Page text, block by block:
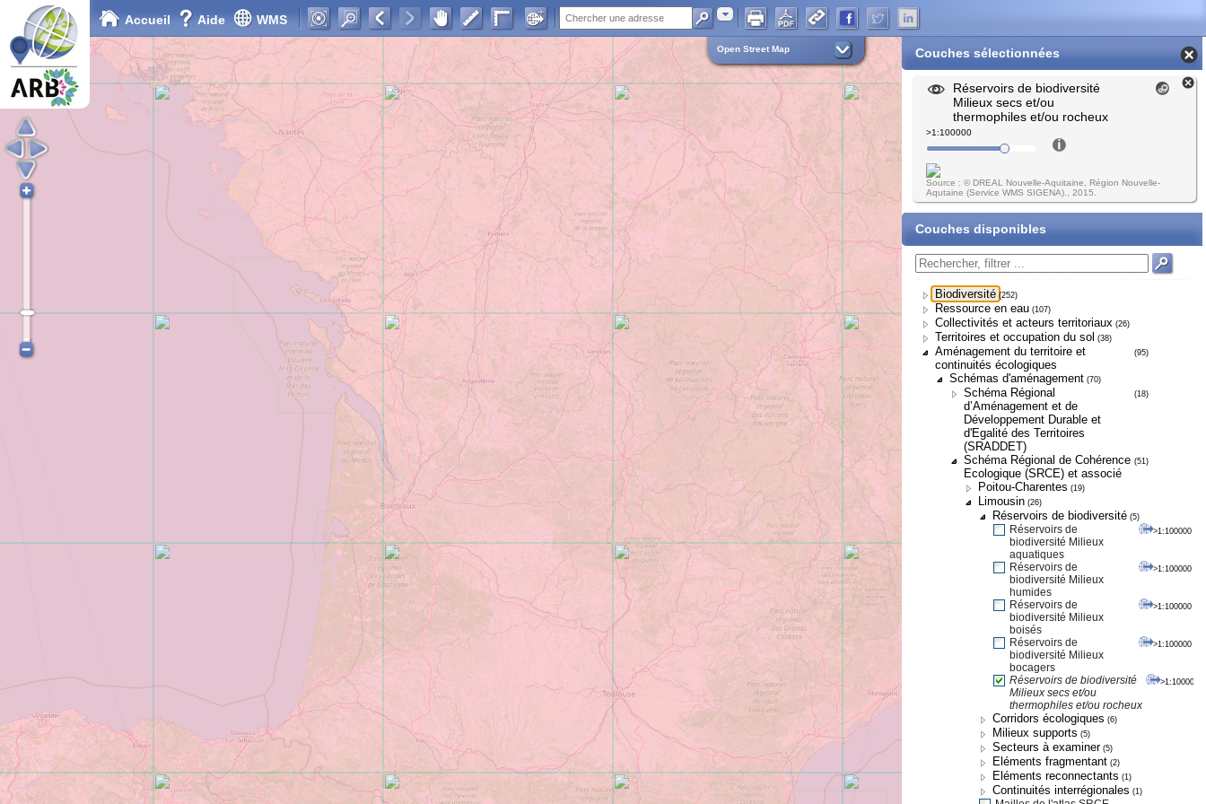
Accueil Aide WMS Adresse
Open Street Map Couches sélectionnées
Réservoirs de biodiversité
Milieux secs et/ou
thermophiles et/ou rocheux
>1:100000
Source : © DREAL Nouvelle-Aquitaine, Région Nouvelle-
Aqutaine (Service WMS SIGENA)., 2015.
Couches disponibles
Biodiversité (252)
Ressource en eau (107)
Collectivités et acteurs territoriaux (26)
Territoires et occupation du sol (38)
Aménagement du territoire et
continuités écologiques
(95)
Schémas d'aménagement (70)
Schéma Régional
d’Aménagement et de
Développement Durable et
d'Egalité des Territoires
(SRADDET)
(18)
Schéma Régional de Cohérence
Ecologique (SRCE) et associé
(51)
Poitou-Charentes (19)
Limousin (26)
Réservoirs de biodiversité (5)
Réservoirs de
biodiversité Milieux
aquatiques
>1:100000
Réservoirs de
biodiversité Milieux
humides
>1:100000
Réservoirs de
biodiversité Milieux
boisés
>1:100000
Réservoirs de
biodiversité Milieux
bocagers
>1:100000
Réservoirs de biodiversité
Milieux secs et/ou
thermophiles et/ou rocheux
>1:100000
Corridors écologiques (6)
Milieux supports (5)
Secteurs à examiner (5)
Eléments fragmentant (2)
Eléments reconnectants (1)
Continuités interrégionales (1)